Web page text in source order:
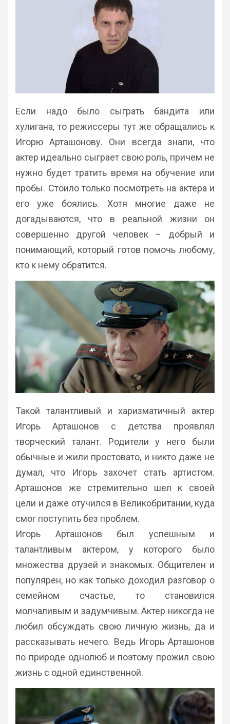
Если надо было сыграть бандита или
хулигана, то режиссеры тут же обращались к
Игорю Арташонову. Они всегда знали, что
актер идеально сыграет свою роль, причем не
нужно будет тратить время на обучение или
пробы. Стоило только посмотреть на актера и
его уже боялись. Хотя многие даже не
догадываются, что в реальной жизни он
совершенно другой человек – добрый и
понимающий, который готов помочь любому,
кто к нему обратится.
Такой талантливый и харизматичный актер
Игорь Арташонов с детства проявлял
творческий талант. Родители у него были
обычные и жили простовато, и никто даже не
думал, что Игорь захочет стать артистом.
Арташонов же стремительно шел к своей
цели и даже отучился в Великобритании, куда
смог поступить без проблем.
Игорь Арташонов был успешным и
талантливым актером, у которого было
множества друзей и знакомых. Общителен и
популярен, но как только доходил разговор о
семейном счастье, то становился
молчаливым и задумчивым. Актер никогда не
любил обсуждать свою личную жизнь, да и
рассказывать нечего. Ведь Игорь Арташонов
по природе однолюб и поэтому прожил свою
жизнь с одной единственной.